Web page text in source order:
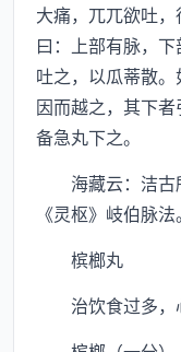
大痛，兀兀欲吐
曰：上部有脉，
吐之，以瓜蒂散
因而越之，其下
备急丸下之。
海藏云：洁古
《灵枢》岐伯脉法。
槟榔丸
治饮食过多，